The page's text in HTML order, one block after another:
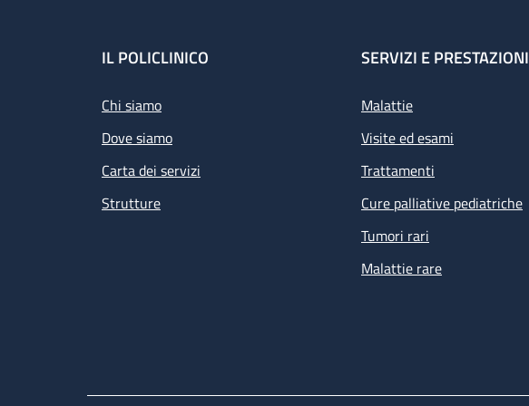
Footer
IL POLICLINICO
Chi siamo
Dove siamo
Carta dei servizi
Strutture
SERVIZI E PRESTAZIONI
Malattie
Visite ed esami
Trattamenti
Cure palliative pediatriche
Tumori rari
Malattie rare